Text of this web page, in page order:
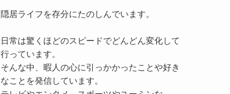
隠居ライフを存分にたのしんでいます。
日常は驚くほどのスピードでどんどん変化して
行っています。
そんな中、暇人の心に引っかかったことや好き
なことを発信しています。